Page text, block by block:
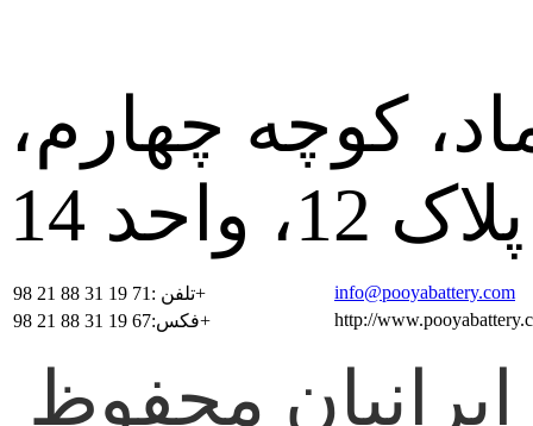
کوچه چهارم،
تلفن :71 19 31 88 21 98+
info@pooyabattery.com
فکس:67 19 31 88 21 98+
http://